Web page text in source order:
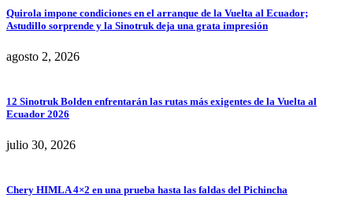
Quirola impone condiciones en el arranque de la Vuelta al Ecuador;
Astudillo sorprende y la Sinotruk deja una grata impresión
agosto 2, 2026
12 Sinotruk Bolden enfrentarán las rutas más exigentes de la Vuelta al
Ecuador 2026
julio 30, 2026
Chery HIMLA 4×2 en una prueba hasta las faldas del Pichincha